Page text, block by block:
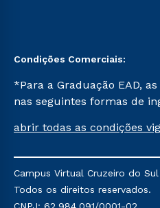
Condições Comerciais:
*Para a Graduação EAD,
nas seguintes formas de
Já para as demais, a taxa
mencionadas são
Religioso, Geografia para a
do Ensino de História:
abrir todas as condições
Campus Virtual Cruzeiro do
Todos os direitos reservados.